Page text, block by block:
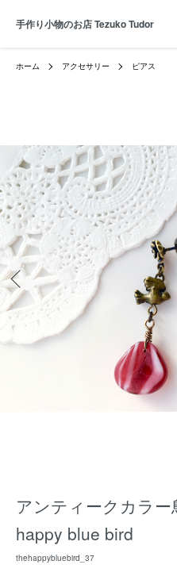
手作り小物のお店 Tezuko Tudor
ホーム アクセサリー ピアス
アンティークカラ
happy blue bird
thehappybluebird_37